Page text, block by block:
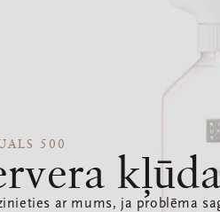
500
kļūda
ar mums, ja problēma